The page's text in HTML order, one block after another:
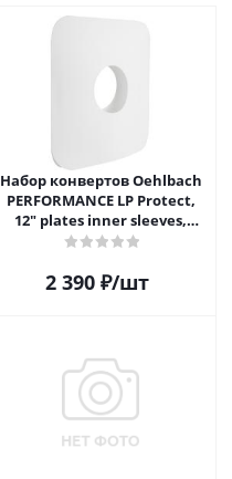
Набор конвертов Oehlbach
PERFORMANCE LP Protect,
12" plates inner sleeves,
D1C2611
2 390₽/шт